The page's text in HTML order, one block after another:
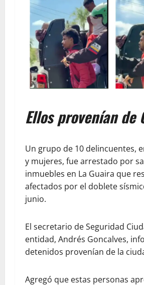
Ellos provenían de
Un grupo de 10 delincuentes,
y mujeres, fue arrestado por
inmuebles en La Guaira que
afectados por el doblete
junio.
El secretario de Seguridad
entidad, Andrés Goncalves,
detenidos provenían de la
Agregó que estas personas